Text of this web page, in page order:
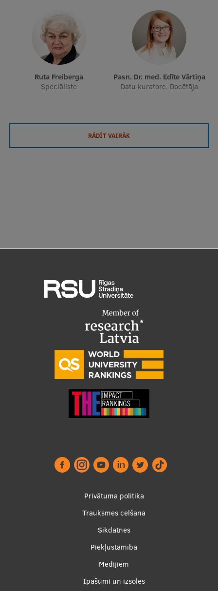
Starptautiskie sadarbības partneri
EURAXESS RSU kontaktpunkts
EATRIS koordinators Latvijā
Ruta Freiberga
Speciāliste
Pasn. Dr. med. Edīte Vārtiņa
Datu kuratore, Docētāja
RĀDĪT VAIRĀK
Privātuma politika
Trauksmes celšana
Sīkdatnes
Piekļūstamība
Medijiem
Īpašumi un izsoles